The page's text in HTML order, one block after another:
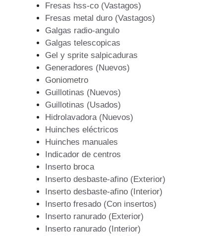
Fresas hss-co (Vastagos)
Fresas metal duro (Vastagos)
Galgas radio-angulo
Galgas telescopicas
Gel y sprite salpicaduras
Generadores (Nuevos)
Goniometro
Guillotinas (Nuevos)
Guillotinas (Usados)
Hidrolavadora (Nuevos)
Huinches eléctricos
Huinches manuales
Indicador de centros
Inserto broca
Inserto desbaste-afino (Exterior)
Inserto desbaste-afino (Interior)
Inserto fresado (Con insertos)
Inserto ranurado (Exterior)
Inserto ranurado (Interior)